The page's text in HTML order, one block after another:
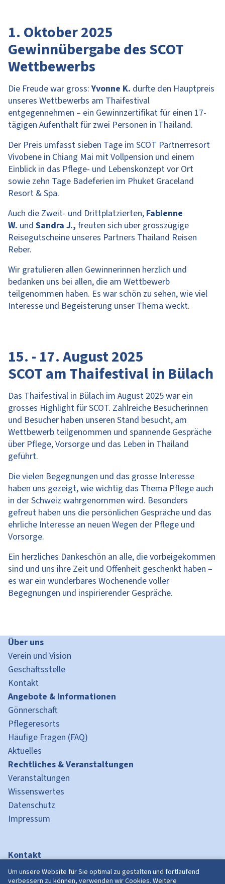
1. Oktober 2025
Gewinnübergabe des SCOT
Wettbewerbs
Die Freude war gross:Yvonne K. durfte den Hauptpreis
unseres Wettbewerbs am Thaifestival
entgegennehmen – ein Gewinnzertifikat für einen 17-
tägigen Aufenthalt für zwei Personen in Thailand.
Der Preis umfasst sieben Tage im SCOT Partnerresort
Vivobene in Chiang Mai mit Vollpension und einem
Einblick in das Pflege- und Lebenskonzept vor Ort
sowie zehn Tage Badeferien im Phuket Graceland
Resort & Spa.
Auch die Zweit- und Drittplatzierten, Fabienne
W. und Sandra J., freuten sich über grosszügige
Reisegutscheine unseres Partners Thailand Reisen
Reber.
Wir gratulieren allen Gewinnerinnen herzlich und
bedanken uns bei allen, die am Wettbewerb
teilgenommen haben. Es war schön zu sehen, wie viel
Interesse und Begeisterung unser Thema weckt.
15. - 17. August 2025
SCOT am Thaifestival in Bülach
Das Thaifestival in Bülach im August 2025 war ein
grosses Highlight für SCOT. Zahlreiche Besucherinnen
und Besucher haben unseren Stand besucht, am
Wettbewerb teilgenommen und spannende Gespräche
über Pflege, Vorsorge und das Leben in Thailand
geführt.
Die vielen Begegnungen und das grosse Interesse
haben uns gezeigt, wie wichtig das Thema Pflege auch
in der Schweiz wahrgenommen wird. Besonders
gefreut haben uns die persönlichen Gespräche und das
ehrliche Interesse an neuen Wegen der Pflege und
Vorsorge.
Ein herzliches Dankeschön an alle, die vorbeigekommen
sind und uns ihre Zeit und Offenheit geschenkt haben –
es war ein wunderbares Wochenende voller
Begegnungen und inspirierender Gespräche.
Über uns
Verein und Vision
Geschäftsstelle
Kontakt
Angebote & Informationen
Gönnerschaft
Pflegeresorts
Häufige Fragen (FAQ)
Aktuelles
Rechtliches & Veranstaltungen
Veranstaltungen
Wissenswertes
Datenschutz
Impressum
Kontakt
Swiss Care Organisations in Thailand
Um unsere Website für Sie optimal zu gestalten und fortlaufend
verbessern zu können, verwenden wir Cookies. Weitere